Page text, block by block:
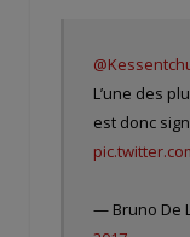
L’une des
est donc
— Bruno De